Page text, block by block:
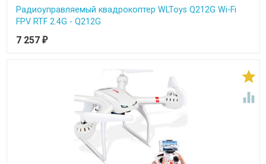
Радиоуправляемый квадрокоптер WLToys Q212G Wi-Fi
FPV RTF 2.4G - Q212G
7 257 ₽

